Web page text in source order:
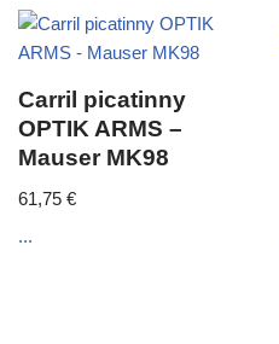
Carril picatinny
OPTIK ARMS –
Mauser MK98
61,75 €
...